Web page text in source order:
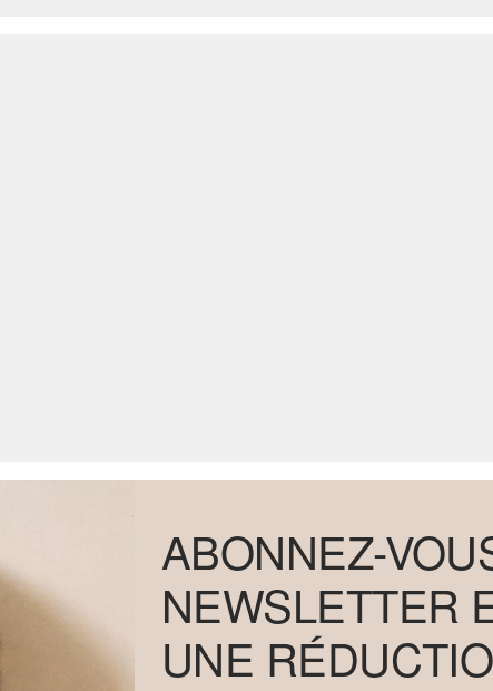
ABONNEZ-
NEWSLETTER
UNE